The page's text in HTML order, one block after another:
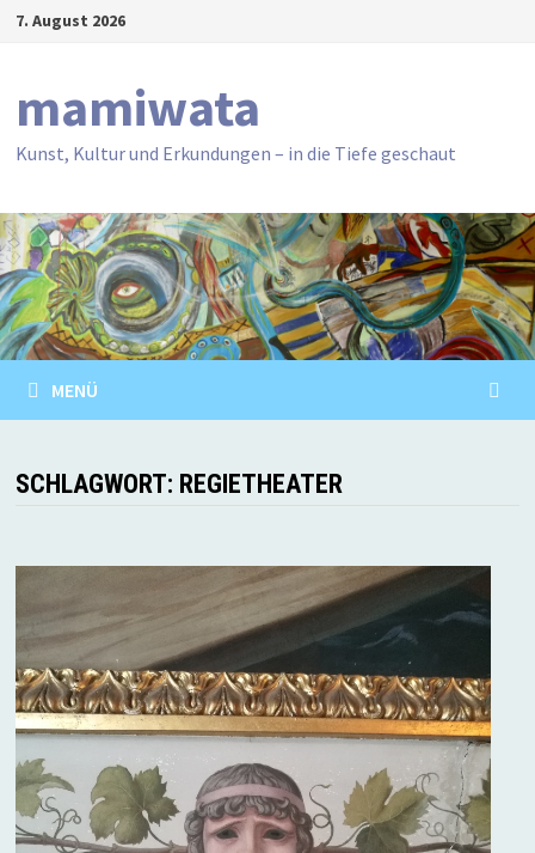
Zum7. August 2026
mamiwata
Kunst, Kultur und Erkundungen – in die Tiefe geschaut
MENÜ
SCHLAGWORT: REGIETHEATER